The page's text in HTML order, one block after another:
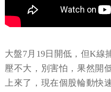
大盤7月19日開低，但K線
壓不大，別害怕，果然開
上來了，現在個股輪動快